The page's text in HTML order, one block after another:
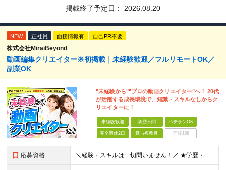
掲載終了予定日： 2026.08.20
NEW 正社員 面接情報有 自己PR不要
株式会社MiraiBeyond
動画編集クリエイター※初掲載｜未経験歓迎／フルリモートOK／
副業OK
"未経験から""プロの動画クリエイター"へ！ 20代
が活躍する成長環境で、知識・スキルなしからク
リエイターに！
未経験歓迎 学歴不問 ベテランOK
完全週休2日 賞与複数月 面接1回
応募資格 ＼経験・スキルは一切問いません！／ ★学歴・職歴不問 ★未経験・第二新卒歓迎！ ★正社員デビューも応援します！ 【こんな方にピッタリ！】 ✓ 動画やYouTube、TikTokを見るのが好きな方 ✓